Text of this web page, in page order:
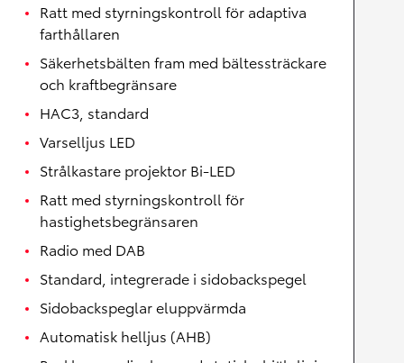
Ratt med styrningskontroll för adaptiva
farthållaren
Säkerhetsbälten fram med bältessträckare
och kraftbegränsare
HAC3, standard
Varselljus LED
Strålkastare projektor Bi-LED
Ratt med styrningskontroll för
hastighetsbegränsaren
Radio med DAB
Standard, integrerade i sidobackspegel
Sidobackspeglar eluppvärmda
Automatisk helljus (AHB)